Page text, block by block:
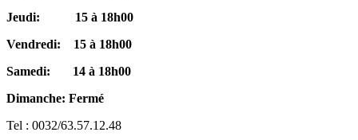
Jeudi: 15 à 18h00
Vendredi: 15 à 18h00
Samedi: 14 à 18h00
Dimanche: Fermé
Tel : 0032/63.57.12.48